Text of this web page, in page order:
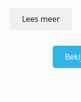
Lees meer